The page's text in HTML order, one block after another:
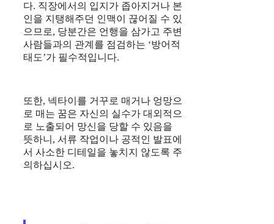
다. 직장에서의 입지가 좁아지거나 본
인을 지탱해주던 인맥이 끊어질 수 있
으므로, 당분간은 언행을 삼가고 주변
사람들과의 관계를 점검하는 ‘방어적
태도’가 필수적입니다.
또한, 넥타이를 거꾸로 매거나 엉망으
로 매는 꿈은 자신의 실수가 대외적으
로 노출되어 망신을 당할 수 있음을
뜻하니, 서류 작업이나 공적인 발표에
서 사소한 디테일을 놓치지 않도록 주
의하십시오.